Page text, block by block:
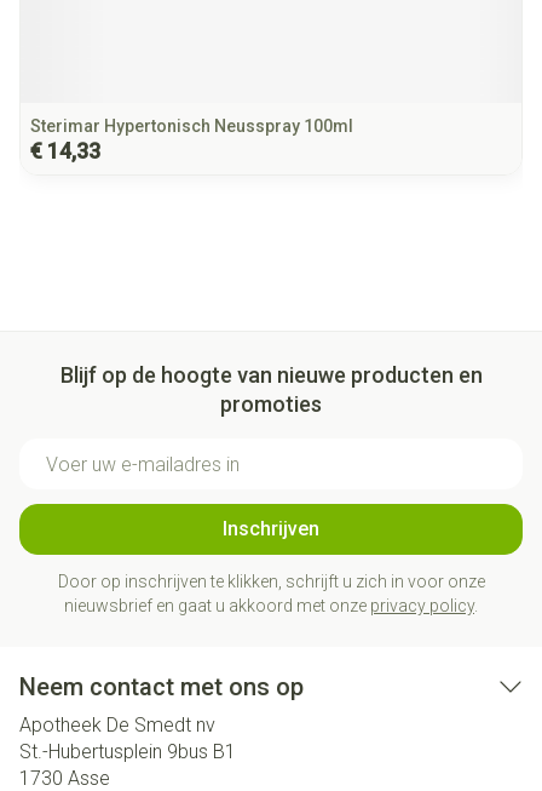
Sterimar Hypertonisch Neusspray 100ml
€ 14,33
Blijf op de hoogte van nieuwe producten en
promoties
Inschrijven
Door op inschrijven te klikken, schrijft u zich in voor onze
nieuwsbrief en gaat u akkoord met onze privacy policy.
Neem contact met ons op
Apotheek De Smedt nv
St.-Hubertusplein 9bus B1
1730 Asse